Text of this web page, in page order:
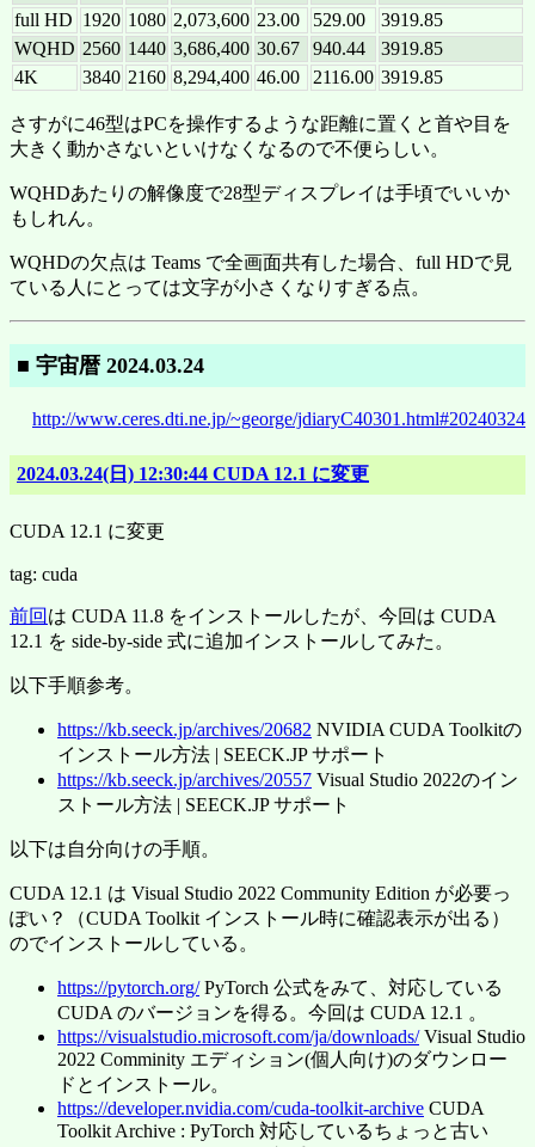
full HD 1920 1080 2,073,600 23.00 529.00
3919.85
WQHD 2560 1440 3,686,400 30.67 940.44
3919.85
4K
3840 2160 8,294,400 46.00 2116.00 3919.85
さすがに46型はPCを操作するような距離に置くと首や目を
大きく動かさないといけなくなるので不便らしい。
WQHDあたりの解像度で28型ディスプレイは手頃でいいか
もしれん。
WQHDの欠点は Teams で全画面共有した場合、full HDで見
ている人にとっては文字が小さくなりすぎる点。
■ 宇宙暦 2024.03.24
http://www.ceres.dti.ne.jp/~george/jdiaryC40301.html#20240324
2024.03.24(日) 12:30:44 CUDA 12.1 に変更
CUDA 12.1 に変更
tag: cuda
前回 は CUDA 11.8 をインストールしたが、今回は CUDA
12.1 を side-by-side 式に追加インストールしてみた。
以下手順参考。
https://kb.seeck.jp/archives/20682 NVIDIA CUDA Toolkitの
インストール方法 | SEECK.JP サポート
https://kb.seeck.jp/archives/20557 Visual Studio 2022のイン
ストール方法 | SEECK.JP サポート
以下は自分向けの手順。
CUDA 12.1 は Visual Studio 2022 Community Edition が必要っ
ぽい？（CUDA Toolkit インストール時に確認表示が出る）
のでインストールしている。
https://pytorch.org/PyTorch 公式をみて、対応している
CUDA のバージョンを得る。今回は CUDA 12.1 。
https://visualstudio.microsoft.com/ja/downloads/Visual Studio
2022 Comminity エディション(個人向け)のダウンロー
ドとインストール。
https://developer.nvidia.com/cuda-toolkit-archive CUDA
Toolkit Archive : PyTorch 対応しているちょっと古い